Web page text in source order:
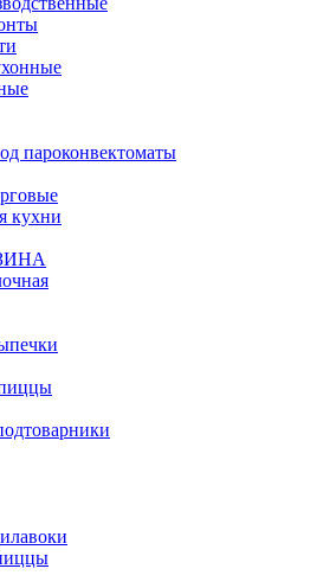
пароконвектоматы
кухни